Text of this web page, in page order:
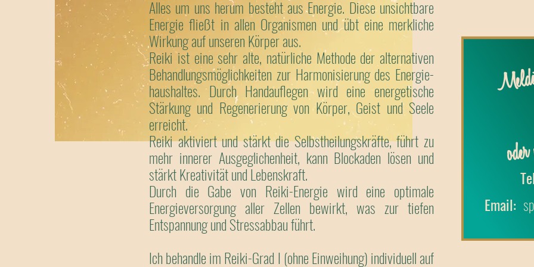
Alles um uns herum besteht aus Energie. Diese unsichtbare
Energie fließt in allen Organismen und übt eine merkliche
Wirkung auf unseren Körper aus.
Reiki ist eine sehr alte, natürliche Methode der alternativen
Behandlungsmöglichkeiten zur Harmonisierung des Energie-
haushaltes. Durch Handauflegen wird eine energetische
Stärkung und Regenerierung von Körper, Geist und Seele
erreicht.
Reiki aktiviert und stärkt die Selbstheilungskräfte, führt zu
mehr innerer Ausgeglichenheit, kann Blockaden lösen und
stärkt Kreativität und Lebenskraft.
Durch die Gabe von Reiki-Energie wird eine optimale
Energieversorgung aller Zellen bewirkt, was zur tiefen
Entspannung und Stressabbau führt.
Ich behandle im Reiki-Grad I (ohne Einweihung) individuell auf
Email: